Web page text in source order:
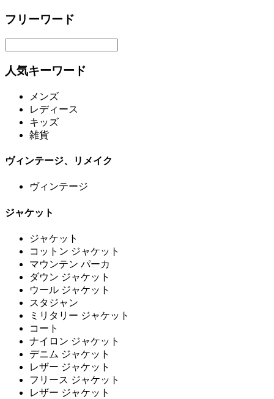
フリーワード
人気キーワード
メンズ
レディース
キッズ
雑貨
ヴィンテージ、リメイク
ヴィンテージ
ジャケット
ジャケット
コットン ジャケット
マウンテン パーカ
ダウン ジャケット
ウール ジャケット
スタジャン
ミリタリー ジャケット
コート
ナイロン ジャケット
デニム ジャケット
レザー ジャケット
フリース ジャケット
レザー ジャケット